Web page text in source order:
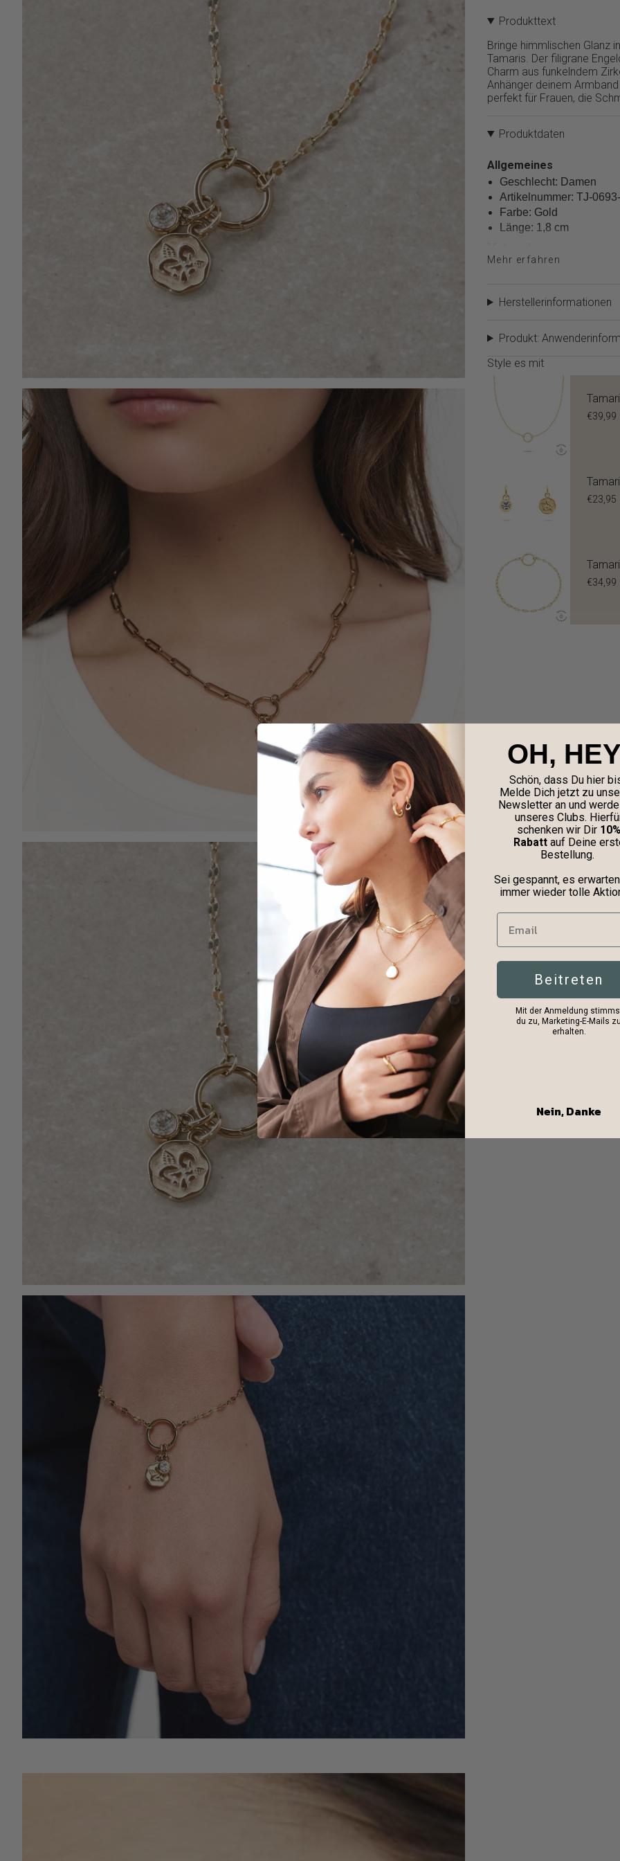
verringern",
"multiples_of"=>"Schritte
von
{{
quantity
}}",
"minimum_of"=>"Minimum
{{
"maximum_of"=>"Maximum
von
{{
quantity
Produkttext
Bringe himmlischen Glanz
Tamaris. Der filigrane
Charm aus funkelndem
Anhänger deinem
perfekt für Frauen, die
Produktdaten
Allgemeines
Geschlecht: Damen
Artikelnummer: TJ-
Farbe: Gold
Länge: 1,8 cm
Material: Edelstahl
Mehr erfahren
Herstellerinformationen
Produkt:
Style es mit
€39,99
€23,95
€34,99
OH,
Schön, dass Du hier
Melde Dich jetzt zu
Newsletter an und
unseres Clubs.
schenken wir Dir
Rabattauf Deine
Bestellung.
Sei gespannt, es
immer wieder tolle
Beitreten
Mit der Anmeldung
du zu, Marketing-E-Mails
erhalten.
Nein, Danke